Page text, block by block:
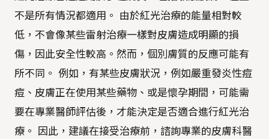
不是所有情況都適用。 由於紅光治療的能量相對較
低，不會像某些雷射治療一樣對皮膚造成明顯的損
傷，因此安全性較高。然而，個別膚質的反應可能有
所不同。 例如，有某些皮膚狀況，例如嚴重發炎性痘
痘、皮膚正在使用某些藥物、或是懷孕期間，可能需
要在專業醫師評估後，才能決定是否適合進行紅光治
療。 因此，建議在接受治療前，諮詢專業的皮膚科醫